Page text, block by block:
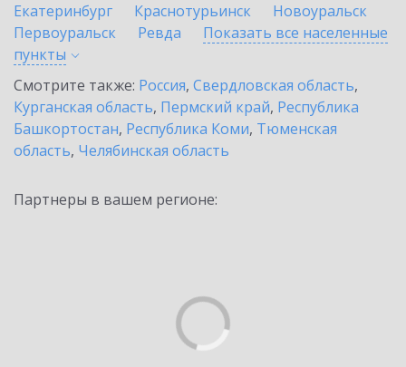
Екатеринбург
Краснотурьинск
Новоуральск
Первоуральск
Ревда
Показать все населенные
пункты
Смотрите также: Россия, Свердловская область,
Курганская область, Пермский край, Республика
Башкортостан, Республика Коми, Тюменская
область, Челябинская область
Партнеры в вашем регионе: